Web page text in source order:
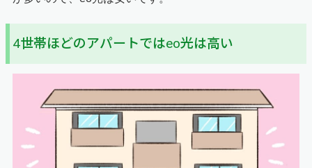
4世帯ほどのアパートではeo光は高い